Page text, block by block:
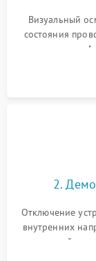
Визуальный
состояния
колодке.
конвекцией,
2.
Отключение
внутренних
задней